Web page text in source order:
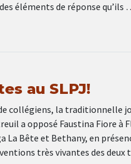
éléments de réponse qu’ils
au SLPJ!
collégiens, la traditionnelle
a opposé Faustina Fiore à
La Bête et Bethany, en
très vivantes des